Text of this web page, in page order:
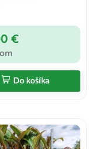
€
Do košíka